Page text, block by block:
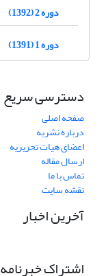
دوره 2 (1392)
دوره 1 (1391)
دسترسی سریع
صفحه اصلی
درباره نشریه
اعضای هیات تحریریه
ارسال مقاله
تماس با ما
نقشه سایت
آخرین اخبار
اشتراک خبرنامه